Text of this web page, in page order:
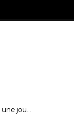
Formation au District : une journée type !